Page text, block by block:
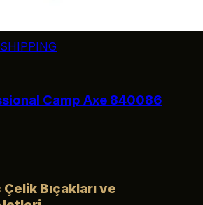
Camp Axe 840086
Bıçakları ve